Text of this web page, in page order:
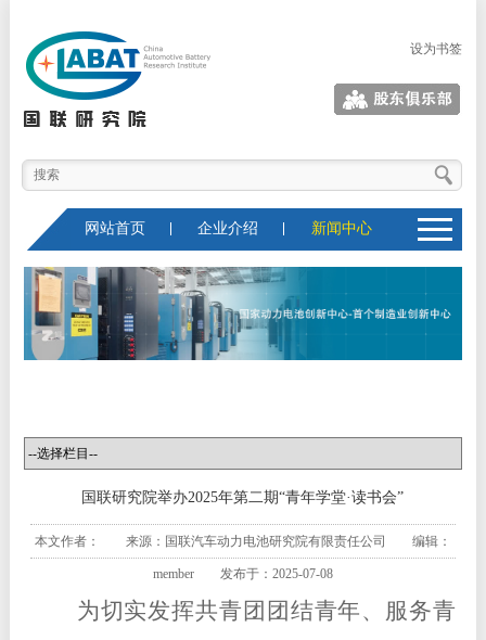
设为书签
股东俱乐部
网站首页 企业介绍 新闻中心
国联研究院举办2025年第二期“青年学堂·读书会”
本文作者： 来源：国联汽车动力电池研究院有限责任公司 编辑：
member 发布于：2025-07-08
为切实发挥共青团 团结青年、服务青